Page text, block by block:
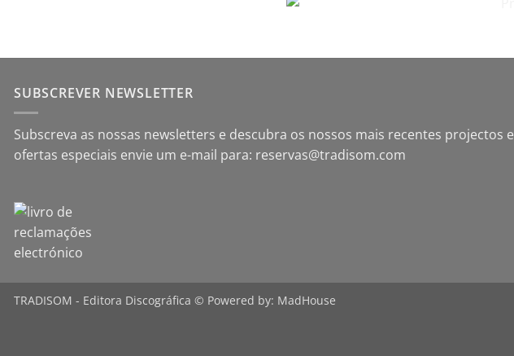
SUBSCREVER NEWSLETTER
Subscreva as nossas newsletters e descubra os nossos mais recentes projectos e
ofertas especiais envie um e-mail para: reservas@tradisom.com
TRADISOM - Editora Discográfica © Powered by: MadHouse